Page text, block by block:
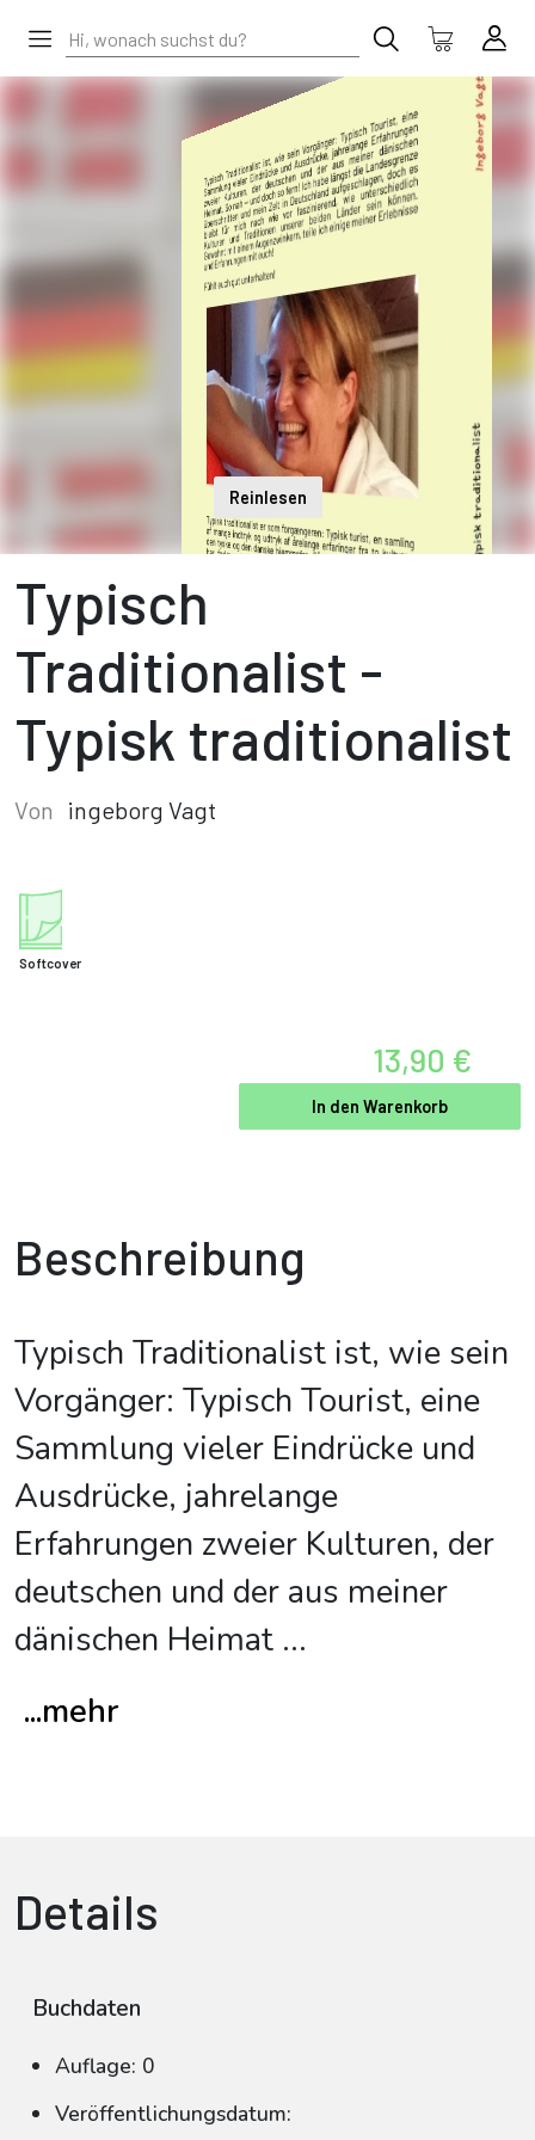
Reinlesen
Typisch
Traditionalist -
Typisk traditionalist
Von ingeborg Vagt
Softcover
13,90 €
In den Warenkorb
Beschreibung
Typisch Traditionalist ist, wie sein
Vorgänger: Typisch Tourist, eine
Sammlung vieler Eindrücke und
Ausdrücke, jahrelange
Erfahrungen zweier Kulturen, der
deutschen und der aus meiner
dänischen Heimat ...
...mehr
Details
Buchdaten
Auflage: 0
Veröffentlichungsdatum: